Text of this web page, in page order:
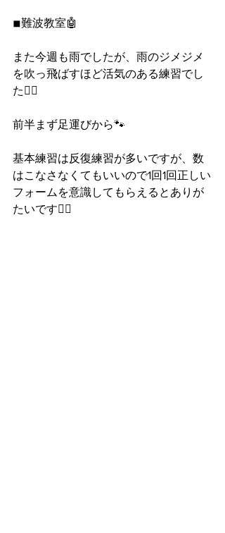
◾︎難波教室🤖
また今週も雨でしたが、雨のジメジメ
を吹っ飛ばすほど活気のある練習でし
た🙆‍♀️
前半まず足運びから🐾
基本練習は反復練習が多いですが、数
はこなさなくてもいいので1回1回正しい
フォームを意識してもらえるとありが
たいです🙆‍♀️